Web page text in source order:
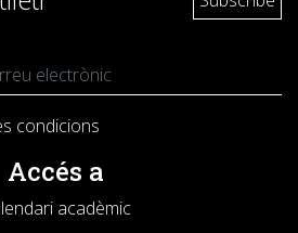
condicions
Accés a
acadèmic